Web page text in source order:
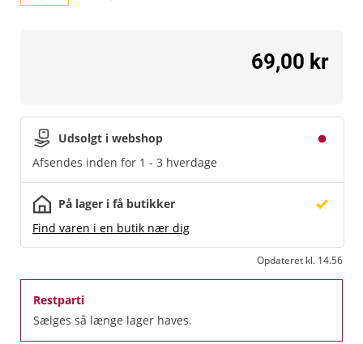
Udsolgt i webshop
Afsendes inden for 1 - 3 hverdage
På lager i få butikker
Find varen i en butik nær dig
Opdateret kl. 14.56
Restparti
Sælges så længe lager haves.
69,00 kr